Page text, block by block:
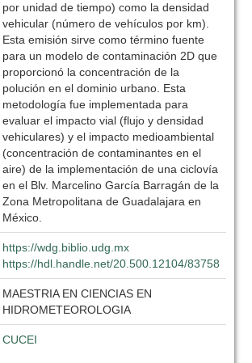
por unidad de tiempo) como la densidad
vehicular (número de vehículos por km).
Esta emisión sirve como término fuente
para un modelo de contaminación 2D que
proporcionó la concentración de la
polución en el dominio urbano. Esta
metodología fue implementada para
evaluar el impacto vial (flujo y densidad
vehiculares) y el impacto medioambiental
(concentración de contaminantes en el
aire) de la implementación de una ciclovía
en el Blv. Marcelino García Barragán de la
Zona Metropolitana de Guadalajara en
México.
https://wdg.biblio.udg.mx
https://hdl.handle.net/20.500.12104/83758
MAESTRIA EN CIENCIAS EN
HIDROMETEOROLOGIA
CUCEI